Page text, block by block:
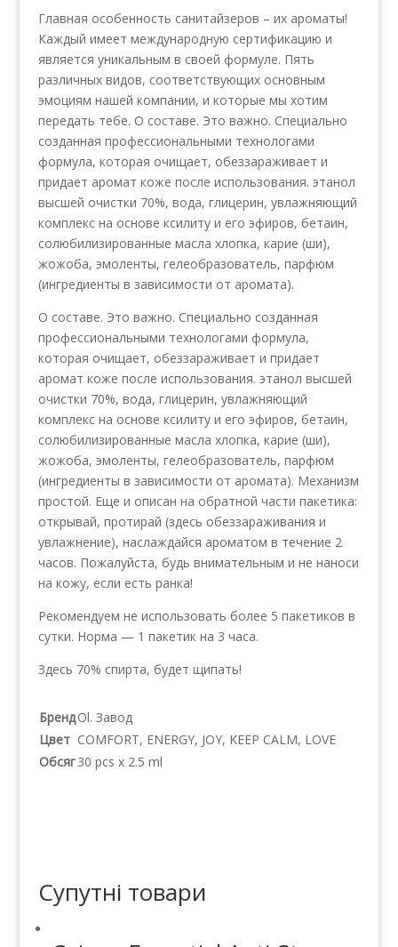
Главная особенность санитайзеров – их ароматы!
Каждый имеет международную сертификацию и
является уникальным в своей формуле. Пять
различных видов, соответствующих основным
эмоциям нашей компании, и которые мы хотим
передать тебе. О составе. Это важно. Специально
созданная профессиональными технологами
формула, которая очищает, обеззараживает и
придает аромат коже после использования. этанол
высшей очистки 70%, вода, глицерин, увлажняющий
комплекс на основе ксилиту и его эфиров, бетаин,
солюбилизированные масла хлопка, карие (ши),
жожоба, эмоленты, гелеобразователь, парфюм
(ингредиенты в зависимости от аромата).
О составе. Это важно. Специально созданная
профессиональными технологами формула,
которая очищает, обеззараживает и придает
аромат коже после использования. этанол высшей
очистки 70%, вода, глицерин, увлажняющий
комплекс на основе ксилиту и его эфиров, бетаин,
солюбилизированные масла хлопка, карие (ши),
жожоба, эмоленты, гелеобразователь, парфюм
(ингредиенты в зависимости от аромата). Механизм
простой. Еще и описан на обратной части пакетика:
открывай, протирай (здесь обеззараживания и
увлажнение), наслаждайся ароматом в течение 2
часов. Пожалуйста, будь внимательным и не наноси
на кожу, если есть ранка!
Рекомендуем не использовать более 5 пакетиков в
сутки. Норма — 1 пакетик на 3 часа.
Здесь 70% спирта, будет щипать!
БрендOl. Завод
Цвет COMFORT, ENERGY, JOY, KEEP CALM, LOVE
Обсяг30 pcs x 2.5 ml
Супутні товари